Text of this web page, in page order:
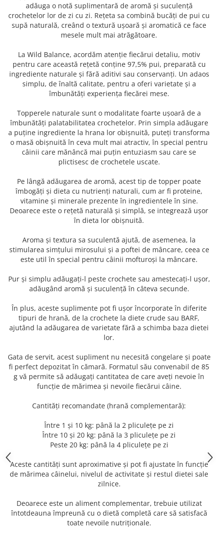
SUPLIMENTE
PASARI EXOTICE
Donatii hrana
petexpress PLUS+
Promotii si oferte
VANZARE RAPIDA
adăuga o notă suplimentară de aromă și suculență
crochetelor lor de zi cu zi. Rețeta sa combină bucăți de pui cu
supă naturală, creând o textură ușoară și aromatică ce face
mesele mult mai atrăgătoare.
La Wild Balance, acordăm atenție fiecărui detaliu, motiv
pentru care această rețetă conține 97,5% pui, preparată cu
ingrediente naturale și fără aditivi sau conservanți. Un adaos
simplu, de înaltă calitate, pentru a oferi varietate și a
îmbunătăți experiența fiecărei mese.
Topperele naturale sunt o modalitate foarte ușoară de a
îmbunătăți palatabilitatea crochetelor. Prin simpla adăugare
a puține ingrediente la hrana lor obișnuită, puteți transforma
o masă obișnuită în ceva mult mai atractiv, în special pentru
câinii care mănâncă mai puțin entuziasm sau care se
plictisesc de crochetele uscate.
Pe lângă adăugarea de aromă, acest tip de topper poate
îmbogăți și dieta cu nutrienți naturali, cum ar fi proteine,
vitamine și minerale prezente în ingredientele în sine.
Deoarece este o rețetă naturală și simplă, se integrează ușor
în dieta lor obișnuită.
Aroma și textura sa suculentă ajută, de asemenea, la
stimularea simțului mirosului și a poftei de mâncare, ceea ce
este util în special pentru câinii mofturoși la mâncare.
Pur și simplu adăugați-l peste crochete sau amestecați-l ușor,
adăugând aromă și suculență în câteva secunde.
În plus, aceste suplimente pot fi ușor încorporate în diferite
tipuri de hrană, de la crochete la diete crude sau BARF,
ajutând la adăugarea de varietate fără a schimba baza dietei
lor.
Gata de servit, acest supliment nu necesită congelare și poate
fi perfect depozitat în cămară. Formatul său convenabil de 85
g vă permite să adăugați cantitatea de care aveți nevoie în
funcție de mărimea și nevoile fiecărui câine.
Cantități recomandate (hrană complementară):
Între 1 și 10 kg: până la 2 pliculețe pe zi
Între 10 și 20 kg: până la 3 pliculețe pe zi
Peste 20 kg: până la 4 pliculețe pe zi
Aceste cantități sunt aproximative și pot fi ajustate în funcție
de mărimea câinelui, nivelul de activitate și restul dietei sale
zilnice.
Deoarece este un aliment complementar, trebuie utilizat
întotdeauna împreună cu o dietă completă care să satisfacă
toate nevoile nutriționale.